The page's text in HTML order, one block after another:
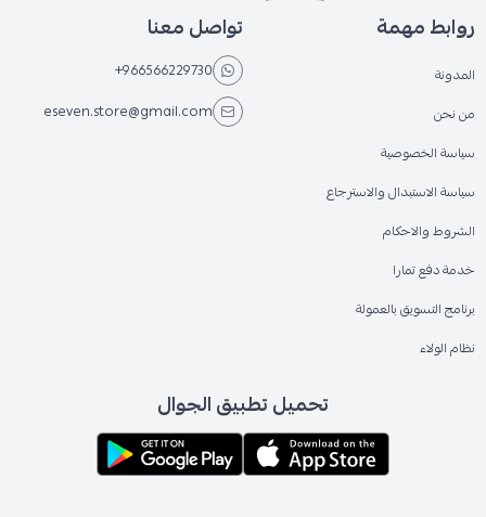
روابط مهمة
المدونة
من نحن
سياسة الخصوصية
سياسة الاستبدال والاسترجاع
الشروط والاحكام
خدمة دفع تمارا
برنامج التسويق بالعمولة
نظام الولاء
تواصل معنا
+966566229730
eseven.store@gmail.com
تحميل تطبيق الجوال